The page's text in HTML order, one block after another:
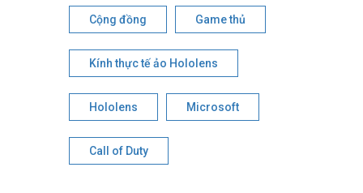
Cộng đồng Game thủ
Kính thực tế ảo Hololens
Hololens Microsoft
Call of Duty